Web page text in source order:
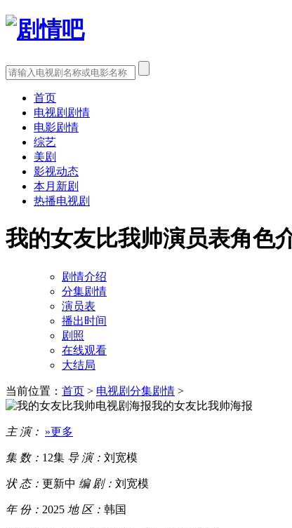
首页
电视剧剧情
电影剧情
综艺
美剧
影视动态
本月新剧
热播电视剧
我的女友比我帅演员表角色
剧情介绍
分集剧情
演员表
播出时间
剧照
在线观看
大结局
当前位置： 首页 > 电视剧分集剧情 >
我的女友比我帅海报
主 演： »更多
集 数： 12集 导 演： 刘宽模
状 态： 更新中 编 剧： 刘宽模
年 份： 2025 地 区： 韩国